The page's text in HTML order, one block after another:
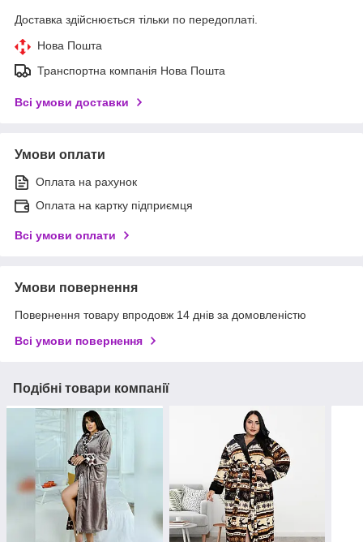
Доставка здійснюється тільки по передоплаті.
Нова Пошта
Транспортна компанія Нова Пошта
Всі умови доставки
Умови оплати
Оплата на рахунок
Оплата на картку підприємця
Всі умови оплати
Умови повернення
Повернення товару впродовж 14 днів за домовленістю
Всі умови повернення
Подібні товари компанії